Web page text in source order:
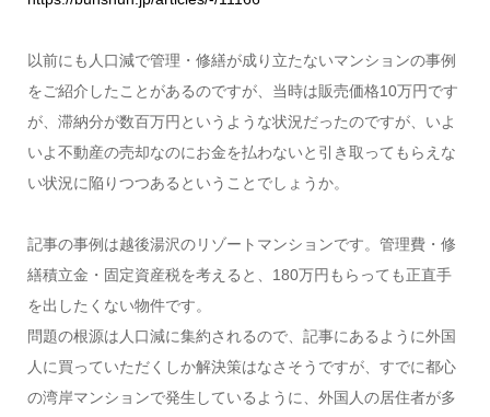
以前にも人口減で管理・修繕が成り立たないマンションの事例
をご紹介したことがあるのですが、当時は販売価格10万円です
が、滞納分が数百万円というような状況だったのですが、いよ
いよ不動産の売却なのにお金を払わないと引き取ってもらえな
い状況に陥りつつあるということでしょうか。
記事の事例は越後湯沢のリゾートマンションです。管理費・修
繕積立金・固定資産税を考えると、180万円もらっても正直手
を出したくない物件です。
問題の根源は人口減に集約されるので、記事にあるように外国
人に買っていただくしか解決策はなさそうですが、すでに都心
の湾岸マンションで発生しているように、外国人の居住者が多